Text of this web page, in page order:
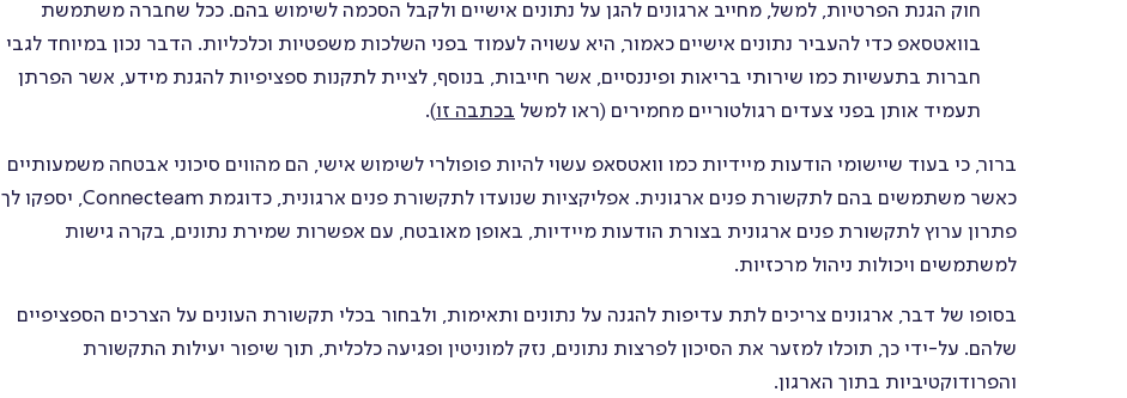
חוק הגנת הפרטיות, למשל, מחייב ארגונים להגן על נתונים אישיים ולקבל הסכמה לשימוש בהם. ככל שחברה משתמשת
בוואטסאפ כדי להעביר נתונים אישיים כאמור, היא עשויה לעמוד בפני השלכות משפטיות וכלכליות. הדבר נכון במיוחד לגבי
חברות בתעשיות כמו שירותי בריאות ופיננסיים, אשר חייבות, בנוסף, לציית לתקנות ספציפיות להגנת מידע, אשר הפרתן
תעמיד אותן בפני צעדים רגולטוריים מחמירים (ראו למשל בכתבה זו).
ברור, כי בעוד שיישומי הודעות מיידיות כמו וואטסאפ עשוי להיות פופולרי לשימוש אישי, הם מהווים סיכוני אבטחה משמעותיים
כאשר משתמשים בהם לתקשורת פנים ארגונית. אפליקציות שנועדו לתקשורת פנים ארגונית, כדוגמת Connecteam, יספקו לך
פתרון ערוץ לתקשורת פנים ארגונית בצורת הודעות מיידיות, באופן מאובטח, עם אפשרות שמירת נתונים, בקרה גישות
למשתמשים ויכולות ניהול מרכזיות.
בסופו של דבר, ארגונים צריכים לתת עדיפות להגנה על נתונים ותאימות, ולבחור בכלי תקשורת העונים על הצרכים הספציפיים
שלהם. על-ידי כך, תוכלו למזער את הסיכון לפרצות נתונים, נזק למוניטין ופגיעה כלכלית, תוך שיפור יעילות התקשורת
והפרודוקטיביות בתוך הארגון.